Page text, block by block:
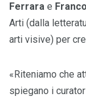
Ferrara e
Arti (dalla
arti visive) per
«Riteniamo che
spiegano i